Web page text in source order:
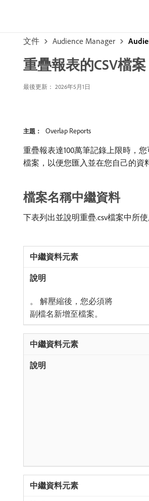
文件 Audience Manager
重疊報表的CSV檔案
最後更新： 2026年5月1日
主題： Overlap Reports
重疊報表達100萬筆記錄上限時，
檔案，以便您匯入並在您自己的資
檔案名稱中繼資料
下表列出並說明重疊.csv檔案中所
。 解壓縮後，您必須將
副檔名新增至檔案。